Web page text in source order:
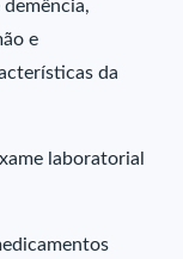
e
da
laboratorial